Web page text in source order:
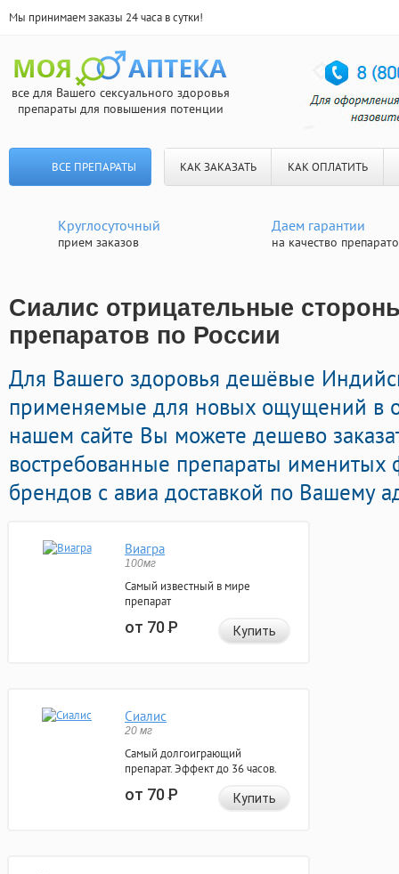
Мы принимаем заказы 24 часа в сутки!
все для Вашего сексуального здоровья
препараты для повышения потенции
ВСЕ ПРЕПАРАТЫ КАК ЗАКАЗАТЬ КАК ОПЛАТИТЬ
Круглосуточный
прием заказов
Даем гарантии
на качество
Сиалис отрицательные
препаратов по России
Для Вашего здоровья дешёвые
применяемые для новых ощущений в
нашем сайте Вы можете дешево
востребованные препараты именитых
брендов с авиа доставкой по Вашему
Виагра
100мг
Самый известный в мире
препарат
от 70Р Купить
Сиалис
20 мг
Самый долгоиграющий
препарат. Эффект до 36 часов.
от 70Р Купить